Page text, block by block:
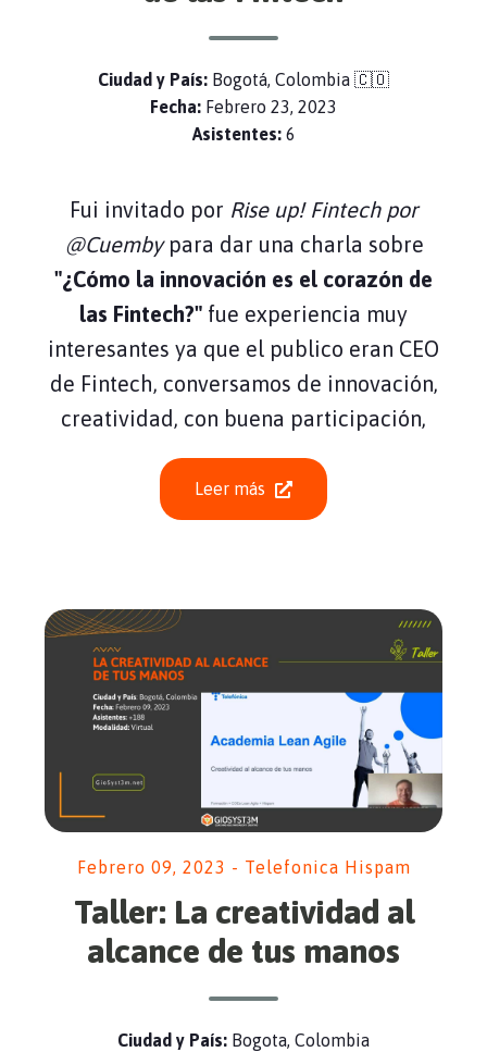
Ciudad y País: Bogotá, Colombia 🇨🇴
Fecha: Febrero 23, 2023
Asistentes: 6
Fui invitado por Rise up! Fintech por
@Cuembypara dar una charla sobre
"¿Cómo la innovación es el corazón de
las Fintech?" fue experiencia muy
interesantes ya que el publico eran CEO
de Fintech, conversamos de innovación,
creatividad, con buena participación,
Leer más
Febrero 09, 2023 - Telefonica Hispam
Taller: La creatividad al
alcance de tus manos
Ciudad y País: Bogota, Colombia